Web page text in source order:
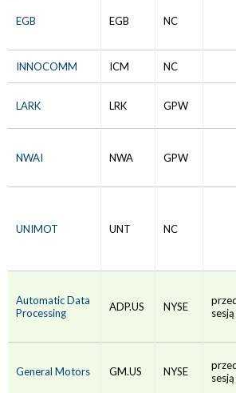
EGB EGB NC
INNOCOMM ICM NC
LARK LRK GPW
NWAI NWA GPW
UNIMOT UNT NC
Automatic Data
Processing
ADP.US NYSE
sesją
General Motors GM.US NYSE
sesją